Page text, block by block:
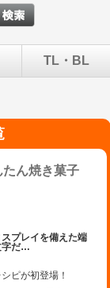
TL・BL
ん焼き菓子
プレイを備えた端
だ…
ピが初登場！